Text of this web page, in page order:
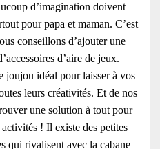
d’imagination doivent
pour papa et maman. C’est
conseillons d’ajouter une
d’aire de jeux.
joujou idéal pour laisser à vos
leurs créativités. Et de nos
une solution à tout pour
! Il existe des petites
qui rivalisent avec la cabane